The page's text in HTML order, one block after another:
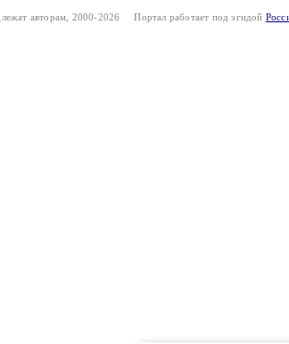
авторам, 2000-2026 Портал работает под эгидой